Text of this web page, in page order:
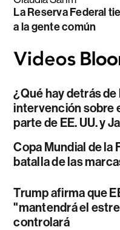
La Reserva Federal
a la gente común
¿Qué hay detrás de
intervención sobre
parte de EE. UU. y
Copa Mundial de la
batalla de las
Trump afirma que
"mantendrá el
controlará